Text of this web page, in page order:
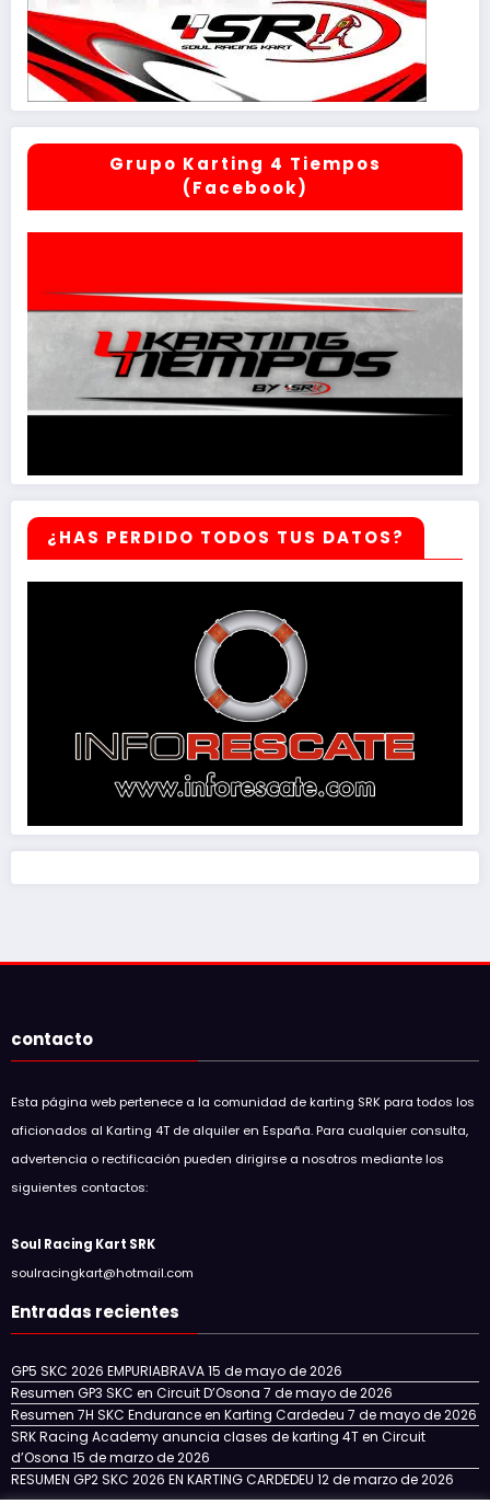
Grupo Karting 4 Tiempos
(Facebook)
¿HAS PERDIDO TODOS TUS DATOS?
contacto
Esta página web pertenece a la comunidad de karting SRK para todos los
aficionados al Karting 4T de alquiler en España. Para cualquier consulta,
advertencia o rectificación pueden dirigirse a nosotros mediante los
siguientes contactos:
Soul Racing Kart SRK
soulracingkart@hotmail.com
Entradas recientes
GP5 SKC 2026 EMPURIABRAVA15 de mayo de 2026
Resumen GP3 SKC en Circuit D’Osona 7 de mayo de 2026
Resumen 7H SKC Endurance en Karting Cardedeu 7 de mayo de 2026
SRK Racing Academy anuncia clases de karting 4T en Circuit
d’Osona 15 de marzo de 2026
RESUMEN GP2 SKC 2026 EN KARTING CARDEDEU 12 de marzo de 2026